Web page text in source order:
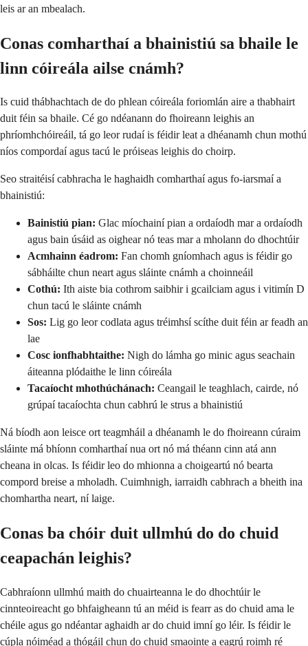
leis ar an mbealach.
Conas comharthaí a bhainistiú sa bhaile le
linn cóireála ailse cnámh?
Is cuid thábhachtach de do phlean cóireála foriomlán aire a thabhairt
duit féin sa bhaile. Cé go ndéanann do fhoireann leighis an
phríomhchóireáil, tá go leor rudaí is féidir leat a dhéanamh chun mothú
níos compordaí agus tacú le próiseas leighis do choirp.
Seo straitéisí cabhracha le haghaidh comharthaí agus fo-iarsmaí a
bhainistiú:
Bainistiú pian: Glac míochainí pian a ordaíodh mar a ordaíodh
agus bain úsáid as oighear nó teas mar a mholann do dhochtúir
Acmhainn éadrom: Fan chomh gníomhach agus is féidir go
sábháilte chun neart agus sláinte cnámh a choinneáil
Cothú: Ith aiste bia cothrom saibhir i gcailciam agus i vitimín D
chun tacú le sláinte cnámh
Sos: Lig go leor codlata agus tréimhsí scíthe duit féin ar feadh an
lae
Cosc ionfhabhtaithe: Nigh do lámha go minic agus seachain
áiteanna plódaithe le linn cóireála
Tacaíocht mhothúchánach: Ceangail le teaghlach, cairde, nó
grúpaí tacaíochta chun cabhrú le strus a bhainistiú
Ná bíodh aon leisce ort teagmháil a dhéanamh le do fhoireann cúraim
sláinte má bhíonn comharthaí nua ort nó má théann cinn atá ann
cheana in olcas. Is féidir leo do mhionna a choigeartú nó bearta
compord breise a mholadh. Cuimhnigh, iarraidh cabhrach a bheith ina
chomhartha neart, ní laige.
Conas ba chóir duit ullmhú do do chuid
ceapachán leighis?
Cabhraíonn ullmhú maith do chuairteanna le do dhochtúir le
cinnteoireacht go bhfaigheann tú an méid is fearr as do chuid ama le
chéile agus go ndéantar aghaidh ar do chuid imní go léir. Is féidir le
cúpla nóiméad a thógáil chun do chuid smaointe a eagrú roimh ré